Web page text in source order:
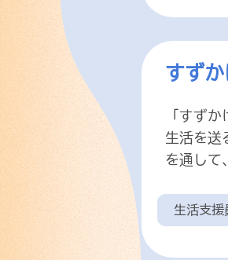
すずか
「すず
生活を送
を通して
生活支援